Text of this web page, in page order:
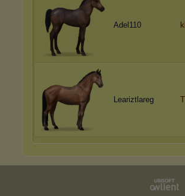
Adel110 kl
Leariztlareg